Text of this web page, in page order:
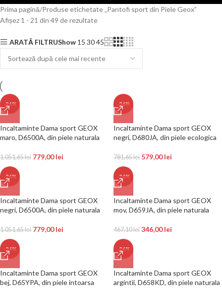
Prima pagină Produse etichetate „Pantofi sport din Piele Geox”
Afișez 1 - 21 din 49 de rezultate
ARATĂ FILTRUShow 153045
-26%
Incaltaminte Dama sport GEOX
maro, D6500A, din piele naturala
1.051,65lei 779,00lei
-26%
Incaltaminte Dama sport GEOX
negri, D680JA, din piele ecologica
781,65lei 579,00lei
-26%
Incaltaminte Dama sport GEOX
negri, D6500A, din piele naturala
1.051,65lei 779,00lei
-26%
Incaltaminte Dama sport GEOX
mov, D659JA, din piele naturala
467,10lei 346,00lei
-26%
Incaltaminte Dama sport GEOX
bej, D65YPA, din piele intoarsa
-26%
Incaltaminte Dama sport GEOX
argintii, D658KD, din piele naturala